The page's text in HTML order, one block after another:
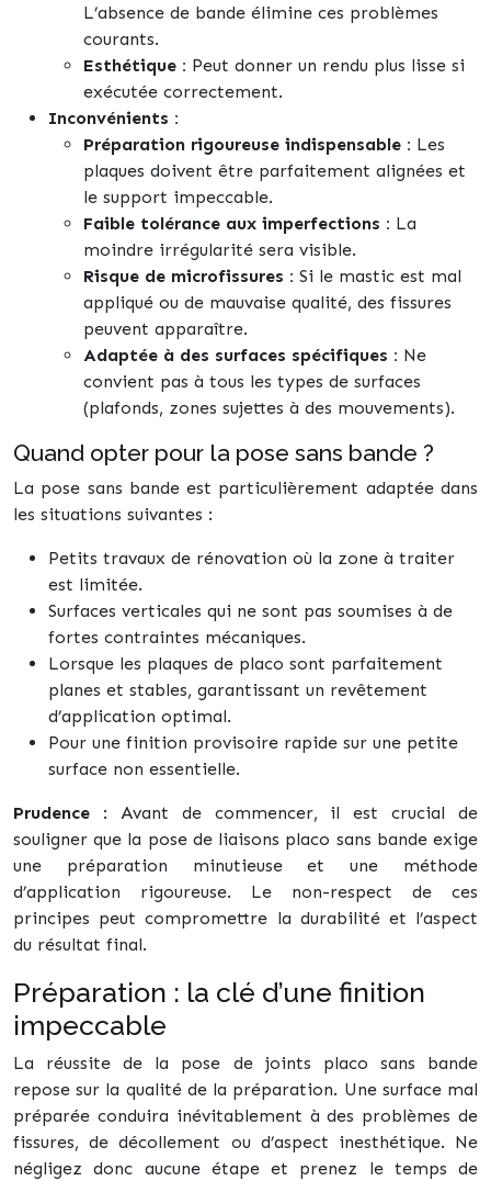
L’absence de bande élimine ces problèmes
courants.
Esthétique : Peut donner un rendu plus lisse si
exécutée correctement.
Inconvénients :
Préparation rigoureuse indispensable : Les
plaques doivent être parfaitement alignées et
le support impeccable.
Faible tolérance aux imperfections : La
moindre irrégularité sera visible.
Risque de microfissures : Si le mastic est mal
appliqué ou de mauvaise qualité, des fissures
peuvent apparaître.
Adaptée à des surfaces spécifiques : Ne
convient pas à tous les types de surfaces
(plafonds, zones sujettes à des mouvements).
Quand opter pour la pose sans bande ?
La pose sans bande est particulièrement adaptée dans
les situations suivantes :
Petits travaux de rénovation où la zone à traiter
est limitée.
Surfaces verticales qui ne sont pas soumises à de
fortes contraintes mécaniques.
Lorsque les plaques de placo sont parfaitement
planes et stables, garantissant un revêtement
d’application optimal.
Pour une finition provisoire rapide sur une petite
surface non essentielle.
Prudence : Avant de commencer, il est crucial de
souligner que la pose de liaisons placo sans bande exige
une préparation minutieuse et une méthode
d’application rigoureuse. Le non-respect de ces
principes peut compromettre la durabilité et l’aspect
du résultat final.
Préparation : la clé d’une finition
impeccable
La réussite de la pose de joints placo sans bande
repose sur la qualité de la préparation. Une surface mal
préparée conduira inévitablement à des problèmes de
fissures, de décollement ou d’aspect inesthétique. Ne
négligez donc aucune étape et prenez le temps de